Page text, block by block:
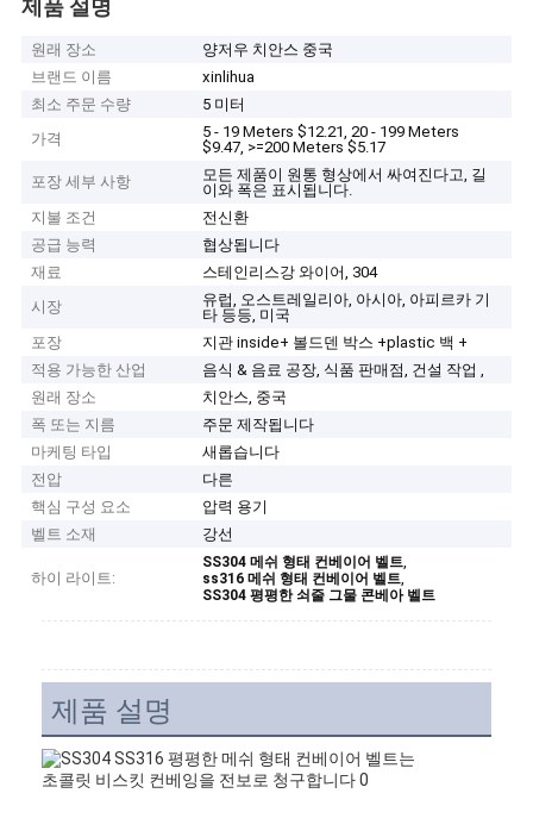
제품 설명
원래 장소
양저우 치안스 중국
브랜드 이름
xinlihua
최소 주문 수량
5 미터
가격
5 - 19 Meters $12.21, 20 - 199 Meters
$9.47, >=200 Meters $5.17
포장 세부 사항
모든 제품이 원통 형상에서 싸여진다고, 길
이와 폭은 표시됩니다.
지불 조건
전신환
공급 능력
협상됩니다
재료
스테인리스강 와이어, 304
시장
유럽, 오스트레일리아, 아시아, 아피르카 기
타 등등, 미국
포장
지관 inside+ 볼드덴 박스 +plastic 백 +
적용 가능한 산업
음식 & 음료 공장, 식품 판매점, 건설 작업 ,
원래 장소
치안스, 중국
폭 또는 지름
주문 제작됩니다
마케팅 타입
새롭습니다
전압
다른
핵심 구성 요소
압력 용기
벨트 소재
강선
하이 라이트:
SS304 메쉬 형태 컨베이어 벨트,
ss316 메쉬 형태 컨베이어 벨트,
SS304 평평한 쇠줄 그물 콘베아 벨트
제품 설명